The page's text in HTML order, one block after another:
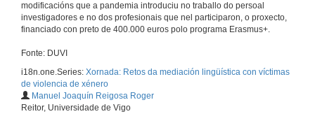
modificacións que a pandemia introduciu no traballo do persoal
investigadores e no dos profesionais que nel participaron, o proxecto,
financiado con preto de 400.000 euros polo programa Erasmus+.
Fonte: DUVI
i18n.one.Series: Xornada: Retos da mediación lingüística con víctimas
de violencia de xénero
Manuel Joaquín Reigosa Roger
Reitor, Universidade de Vigo